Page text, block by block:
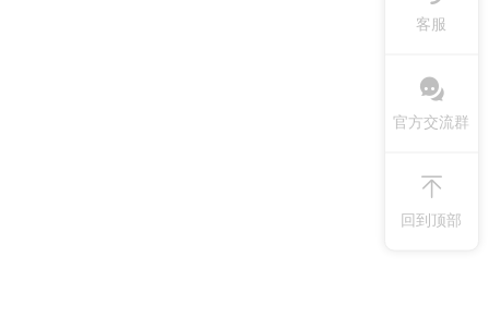
客服
官方交流群
回到顶部